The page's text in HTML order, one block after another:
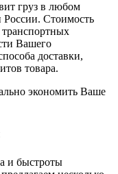
груз в любом
России. Стоимость
транспортных
Вашего
доставки,
товара.
экономить Ваше
и быстроты